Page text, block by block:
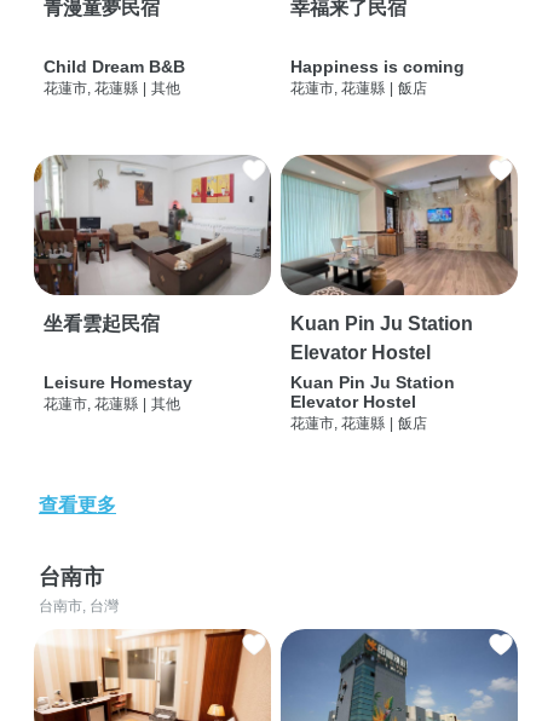
青漫童夢民宿
Child Dream B&B
花蓮市, 花蓮縣 其他
幸福来了民宿
Happiness is coming
花蓮市, 花蓮縣 飯店
坐看雲起民宿
Leisure Homestay
花蓮市, 花蓮縣 其他
Kuan Pin Ju Station
Elevator Hostel
Kuan Pin Ju Station
Elevator Hostel
花蓮市, 花蓮縣 飯店
查看更多
台南市
台南市, 台灣